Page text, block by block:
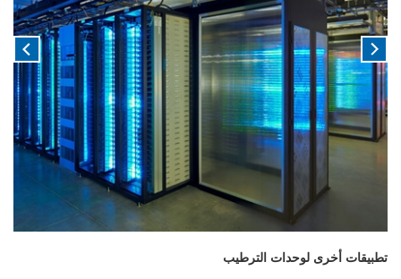
تطبيقات أخرى لوحدات الترطيب